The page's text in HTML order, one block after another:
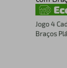
Jogo 4
Braços